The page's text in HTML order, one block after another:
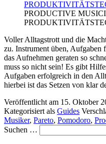
PRODUCTIVE
Voller Alltagstrott und die
zu. Instrument üben, Aufgaben
das Aufnehmen geraten so
muss so nicht sein! Es gibt
Aufgaben erfolgreich in den
hierbei ist das Setzen von klar
Veröffentlicht am 15. Oktober
Kategorisiert als Guides
Musiker, Pareto, Pomodoro,
Suchen …